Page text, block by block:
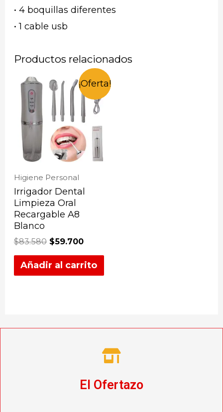
• 4 boquillas diferentes
• 1 cable usb
Productos relacionados
¡Oferta!
Higiene Personal
Irrigador Dental
Limpieza Oral
Recargable A8
Blanco
$83.580 $59.700
Añadir al carrito
El Ofertazo